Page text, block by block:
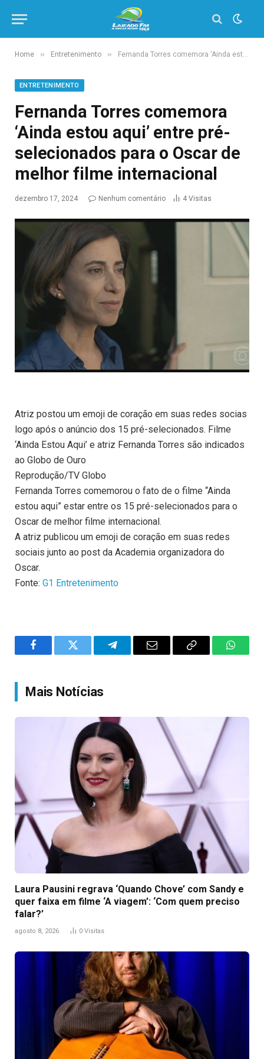
Home » Entretenimento » Fernanda Torres comemora ‘Ainda estou aqui’ entre pré-selecionados para o Oscar de melhor filme internacional
ENTRETENIMENTO
Fernanda Torres comemora
‘Ainda estou aqui’ entre pré-
selecionados para o Oscar de
melhor filme internacional
dezembro 17, 2024 Nenhum comentário 4 Visitas
Atriz postou um emoji de coração em suas redes socias
logo após o anúncio dos 15 pré-selecionados. Filme
‘Ainda Estou Aqui’ e atriz Fernanda Torres são indicados
ao Globo de Ouro
Reprodução/TV Globo
Fernanda Torres comemorou o fato de o filme “Ainda
estou aqui” estar entre os 15 pré-selecionados para o
Oscar de melhor filme internacional.
A atriz publicou um emoji de coração em suas redes
sociais junto ao post da Academia organizadora do
Oscar.
Fonte: G1 Entretenimento
FacebookTwitter TelegramEmail
Copy
Mais Notícias
Laura Pausini regrava ‘Quando Chove’ com Sandy e
quer faixa em filme ‘A viagem’: ‘Com quem preciso
falar?’
agosto 8, 2026 0 Visitas